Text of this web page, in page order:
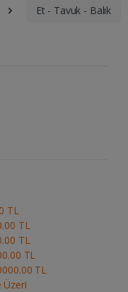
Et - Tavuk - Balık
TL
TL
TL
TL
TL
Üzeri